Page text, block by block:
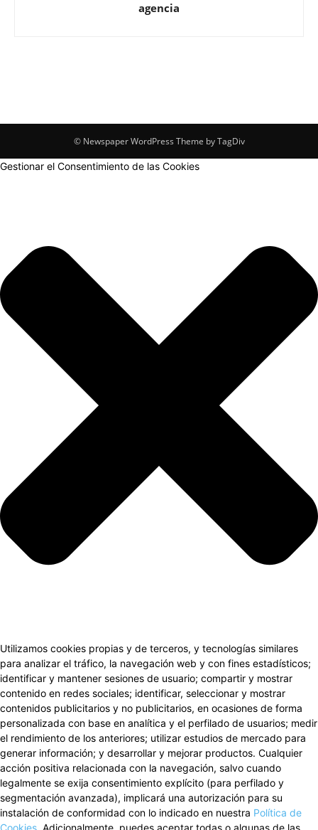
agencia
© Newspaper WordPress Theme by TagDiv
Gestionar el Consentimiento de las Cookies
Utilizamos cookies propias y de terceros, y tecnologías similares
para analizar el tráfico, la navegación web y con fines estadísticos;
identificar y mantener sesiones de usuario; compartir y mostrar
contenido en redes sociales; identificar, seleccionar y mostrar
contenidos publicitarios y no publicitarios, en ocasiones de forma
personalizada con base en analítica y el perfilado de usuarios; medir
el rendimiento de los anteriores; utilizar estudios de mercado para
generar información; y desarrollar y mejorar productos. Cualquier
acción positiva relacionada con la navegación, salvo cuando
legalmente se exija consentimiento explícito (para perfilado y
segmentación avanzada), implicará una autorización para su
instalación de conformidad con lo indicado en nuestra Política de
Cookies . Adicionalmente, puedes aceptar todas o algunas de las